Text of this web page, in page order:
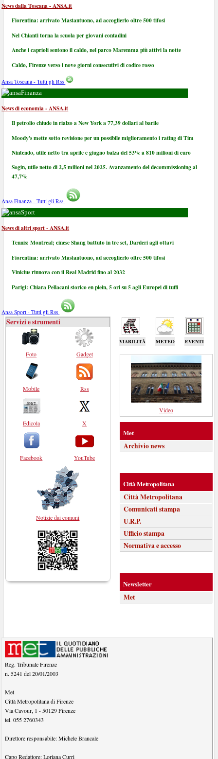
News dalla Toscana - ANSA.it
Fiorentina: arrivato Mastantuono, ad accoglierlo oltre 500 tifosi
Nel Chianti torna la scuola per giovani contadini
Anche i caprioli sentono il caldo, nel parco Maremma più attivi la notte
Caldo, Firenze verso i nove giorni consecutivi di codice rosso
Ansa Toscana - Tutti gli Rss
Finanza
News di economia - ANSA.it
Il petrolio chiude in rialzo a New York a 77,39 dollari al barile
Moody's mette sotto revisione per un possibile miglioramento i rating di Tim
Nintendo, utile netto tra aprile e giugno balza del 53% a 810 milioni di euro
Sogin, utile netto di 2,5 milioni nel 2025. Avanzamento del decommissioning al
47,7%
Ansa Finanza - Tutti gli Rss
Sport
News di altri sport - ANSA.it
Tennis: Montreal; cinese Shang battuto in tre set, Darderi agli ottavi
Fiorentina: arrivato Mastantuono, ad accoglierlo oltre 500 tifosi
Vinicius rinnova con il Real Madrid fino al 2032
Parigi: Chiara Pellacani storico en plein, 5 ori su 5 agli Europei di tuffi
Ansa Sport - Tutti gli Rss
VIABILITÀ METEO EVENTI
Servizi e strumenti
Foto
Mobile
Edicola
Facebook
Gadget
Rss
X
YouTube
Notizie dai comuni
Video
Met
Archivio news
Città Metropolitana
Città Metropolitana
Comunicati stampa
U.R.P.
Ufficio stampa
Normativa e accesso
Newsletter
Met
Reg. Tribunale Firenze
n. 5241 del 20/01/2003
Met
Città Metropolitana di Firenze
Via Cavour, 1 - 50129 Firenze
tel.055 2760343
Direttore responsabile:Michele Brancale
Capo Redattore:Loriana Curri